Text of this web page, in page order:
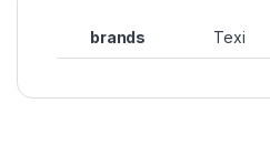
brands Texi